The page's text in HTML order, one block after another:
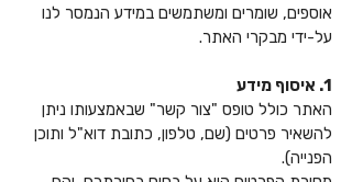
אוספים, שומרים ומשתמשים במידע הנמסר לנו
על-ידי מבקרי האתר.
1. איסוף מידע
האתר כולל טופס "צור קשר" שבאמצעותו ניתן
להשאיר פרטים (שם, טלפון, כתובת דוא"ל ותוכן
הפנייה).